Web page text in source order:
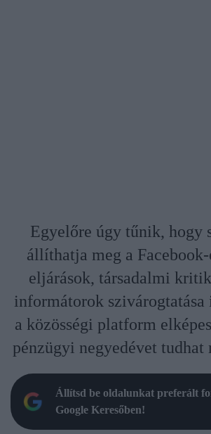
Egyelőre úgy tűnik, hogy
állíthatja meg a
eljárások, társadalmi
informátorok szivárogtatása
a közösségi platform
pénzügyi negyedévet tudhat
Állítsd be oldalunkat preferált
Google Keresőben!